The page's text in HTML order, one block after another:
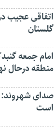
اتفاقی عجیب
گلستان
امام جمعه
منطقه درحال
صدای شهروند:
است